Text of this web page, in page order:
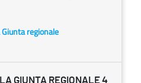
regionale
GIUNTA REGIONALE 4